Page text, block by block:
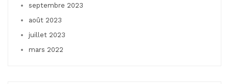
septembre 2023
août 2023
juillet 2023
mars 2022